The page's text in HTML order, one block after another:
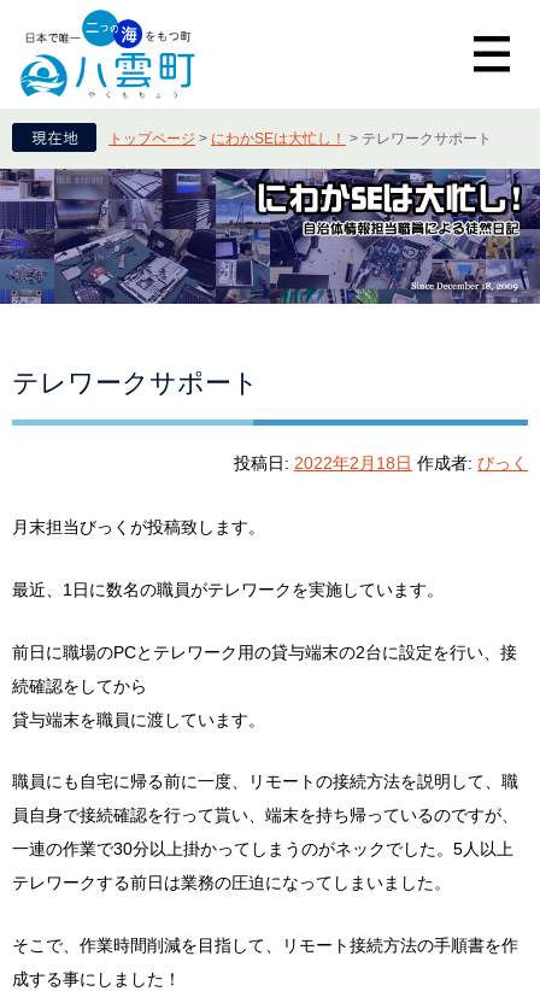
トップページ > にわかSEは大忙し！ > テレワークサポート
テレワークサポート
投稿日: 2022年2月18日 作成者: びっく
月末担当びっくが投稿致します。
最近、1日に数名の職員がテレワークを実施しています。
前日に職場のPCとテレワーク用の貸与端末の2台に設定を行い、接
続確認をしてから
貸与端末を職員に渡しています。
職員にも自宅に帰る前に一度、リモートの接続方法を説明して、職
員自身で接続確認を行って貰い、端末を持ち帰っているのですが、
一連の作業で30分以上掛かってしまうのがネックでした。5人以上
テレワークする前日は業務の圧迫になってしまいました。
そこで、作業時間削減を目指して、リモート接続方法の手順書を作
成する事にしました！